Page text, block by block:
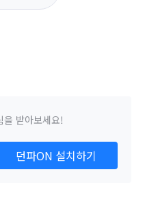
받아보세요!
던파ON 설치하기